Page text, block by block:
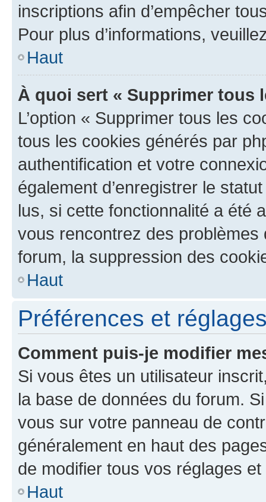
inscriptions afin d’empêcher
Pour plus d’informations,
Haut
À quoi sert « Supprimer tous
L’option « Supprimer tous les
tous les cookies générés par
authentification et votre
également d’enregistrer le
lus, si cette fonctionnalité a été
vous rencontrez des
forum, la suppression des
Haut
Préférences et
Comment puis-je modifier
Si vous êtes un utilisateur
la base de données du forum.
vous sur votre panneau de
généralement en haut des
de modifier tous vos réglages
Haut